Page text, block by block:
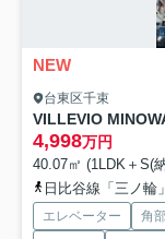
NEW
台東区千束
VILLEVIO
4,998万円
40.07㎡ (1LDK＋S(
日比谷線「三ノ輪
エレベーター 角